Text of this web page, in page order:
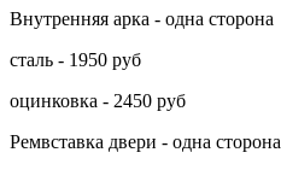
Внутренняя арка - одна сторона
сталь - 1950 руб
оцинковка - 2450 руб
Ремвставка двери - одна сторона